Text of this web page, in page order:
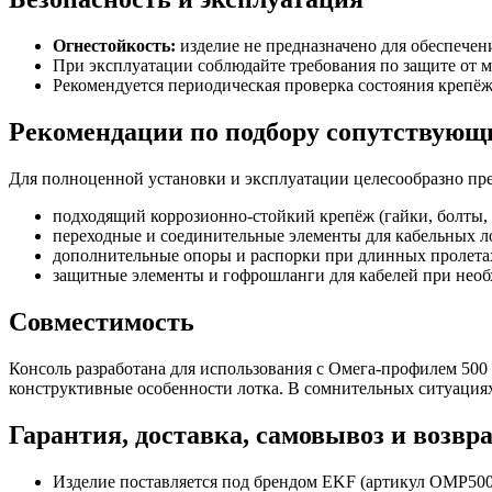
Огнестойкость: изделие не предназначено для
При эксплуатации соблюдайте требования по защите
Рекомендуется периодическая проверка состояния
Рекомендации по подбору
Для полноценной установки и эксплуатации целесообразно
подходящий коррозионно-стойкий крепёж (гайки,
переходные и соединительные элементы для кабельных
дополнительные опоры и распорки при длинных
защитные элементы и гофрошланги для кабелей при
Совместимость
Консоль разработана для использования с Омега-профилем
конструктивные особенности лотка. В сомнительных
Гарантия, доставка, самовывоз и
Изделие поставляется под брендом EKF (артикул